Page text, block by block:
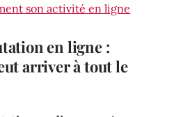
son activité en ligne
en ligne :
arriver à tout le